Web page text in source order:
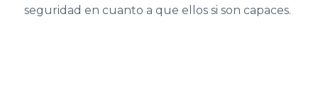
seguridad en cuanto a que ellos si son capaces.